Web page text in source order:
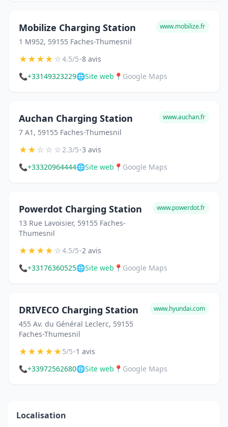
Mobilize Charging Station
1 M952, 59155 Faches-Thumesnil
www.mobilize.fr
★★★★☆4.5/5•8 avis
📞+33149323229🌐Site web 📍 Google Maps
Auchan Charging Station
7 A1, 59155 Faches-Thumesnil
www.auchan.fr
★★☆☆☆2.3/5•3 avis
📞+33320964444🌐Site web 📍 Google Maps
Powerdot Charging Station
13 Rue Lavoisier, 59155 Faches-
Thumesnil
www.powerdot.fr
★★★★☆4.5/5•2 avis
📞+33176360525🌐Site web 📍 Google Maps
DRIVECO Charging Station
455 Av. du Général Leclerc, 59155
Faches-Thumesnil
www.hyundai.com
★★★★★5/5•1 avis
📞+33972562680🌐Site web 📍 Google Maps
Localisation